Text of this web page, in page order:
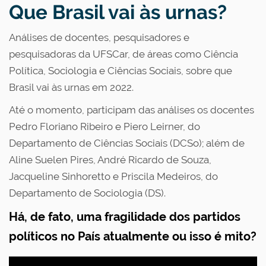
Que Brasil vai às urnas?
Análises de docentes, pesquisadores e
pesquisadoras da UFSCar, de áreas como Ciência
Política, Sociologia e Ciências Sociais, sobre que
Brasil vai às urnas em 2022.
Até o momento, participam das análises os docentes
Pedro Floriano Ribeiro e Piero Leirner, do
Departamento de Ciências Sociais (DCSo); além de
Aline Suelen Pires, André Ricardo de Souza,
Jacqueline Sinhoretto e Priscila Medeiros, do
Departamento de Sociologia (DS).
Há, de fato, uma fragilidade dos partidos
políticos no País atualmente ou isso é mito?